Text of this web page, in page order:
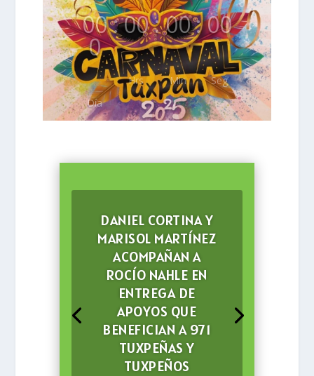
00
0
Día
:00
Hrs
:00
Min
:00
Seg
DANIEL CORTINA Y
MARISOL MARTÍNEZ
ACOMPAÑAN A
ROCÍO NAHLE EN
ENTREGA DE
APOYOS QUE
BENEFICIAN A 971
TUXPEÑAS Y
TUXPEÑOS